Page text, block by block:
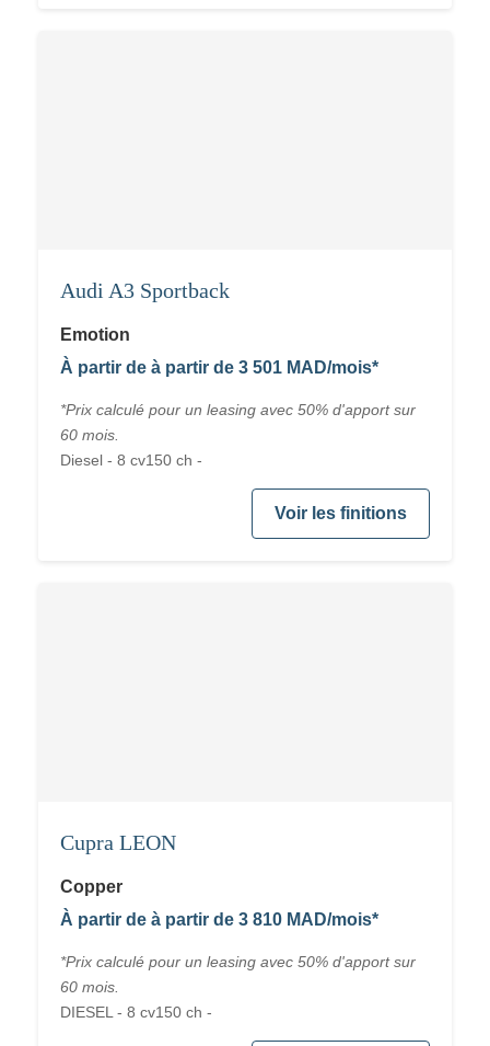
Audi A3 Sportback
Emotion
À partir de à partir de 3 501 MAD/mois*
*Prix calculé pour un leasing avec 50% d'apport sur
60 mois.
Diesel - 8 cv150 ch -
Voir les finitions
Cupra LEON
Copper
À partir de à partir de 3 810 MAD/mois*
*Prix calculé pour un leasing avec 50% d'apport sur
60 mois.
DIESEL - 8 cv150 ch -